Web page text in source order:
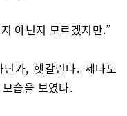
아닌지 모르겠지만.”
가, 헷갈린다. 세나도
습을 보였다.